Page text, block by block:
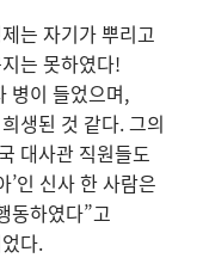
는 자기가 뿌리고
는 못하였다!
병이 들었으며,
생된 것 같다. 그의
대사관 직원들도
’인 신사 한 사람은
동하였다”고
다.